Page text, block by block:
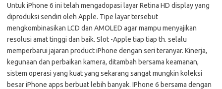
Untuk iPhone 6 ini telah mengadopasi layar Retina HD display yang
diproduksi sendiri oleh Apple. Tipe layar tersebut
mengkombinasikan LCD dan AMOLED agar mampu menyajikan
resolusi amat tinggi dan baik. Slot -Apple tiap tiap th. selalu
memperbarui jajaran product iPhone dengan seri teranyar. Kinerja,
kegunaan dan perbaikan kamera, ditambah bersama keamanan,
sistem operasi yang kuat yang sekarang sangat mungkin koleksi
besar iPhone apps berbuat lebih banyak. IPhone 6 bersama dengan